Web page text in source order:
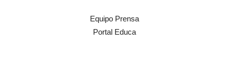
Equipo Prensa
Portal Educa